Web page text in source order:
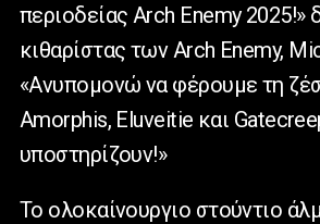
περιοδείας Arch Enemy 2025!»
κιθαρίστας των Arch Enemy,
«Ανυπομονώ να φέρουμε τη
Amorphis, Eluveitie και
υποστηρίζουν!»
Το ολοκαίνουργιο στούντιο